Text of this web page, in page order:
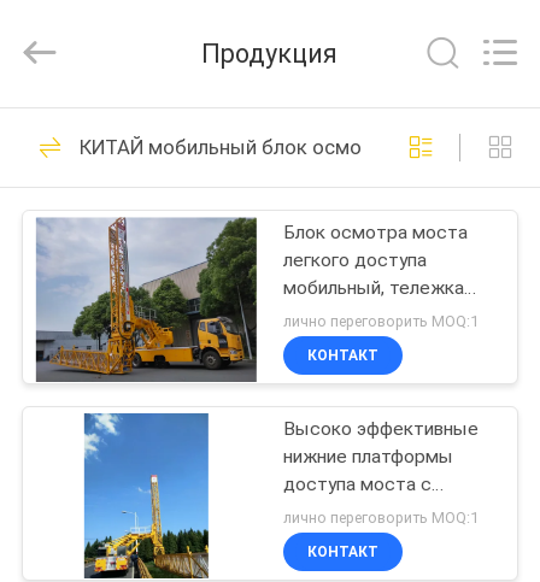
ДОМ
ПРОДУКТЫ
НАС
ПУТЕШЕСТВИЕ
ФАБРИКИ
ПРОВЕРКА
КАЧЕСТВА
PURPOSE
VEHICLE
Rights
мобильный блок
осмотра моста
20
Тележка осмотра
моста
32
Продукция
КИТАЙ мобильный блок осмотра моста
Блок осмотра моста
легкого доступа
мобильный, тележка
ХЗЗ5320ДЖКДЖ22
Сноопер
лично переговорить MOQ:1
КОНТАКТ
Высоко эффективные
нижние платформы
доступа моста с
гидростатическим
приводом ВОЛВО 8кс4
лично переговорить MOQ:1
КОНТАКТ